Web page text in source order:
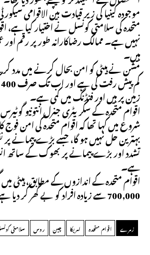
موجودہ کینیا کی زیر قیادت بین الاقوامی
متحدہ کی سلامتی کونسل نے اختیار کیا ہے،
نہیں ہے۔ ممالک رضاکارانہ طور پر رقم
ہیں۔
مشن نے ہیٹی کو امن بحال کرنے میں
زمین پر ہیں اور فنڈنگ ​​میں کمی ہے۔
اقوام متحدہ کے سکریٹری جنرل انتونیو
شروع میں کہا تھا کہ اقوام متحدہ کی امن فوج
بہترین حل نہیں ہو گا، جسے بڑے پیمانے
تشدد اور بڑے پیمانے پر بھوک کے ساتھ
ہے۔
اقوام متحدہ کے اندازوں کے مطابق، ہیٹی
700,000 سے زیادہ افراد کو بے گھر کر دیا ہے۔
زمرے اقوام متحدہ امریکا چین روس سلامتی